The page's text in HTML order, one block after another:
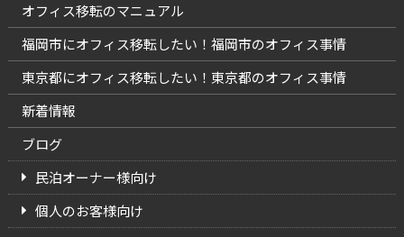
オフィス移転のマニュアル
福岡市にオフィス移転したい！福岡市のオフィス事情
東京都にオフィス移転したい！東京都のオフィス事情
新着情報
ブログ
民泊オーナー様向け
個人のお客様向け